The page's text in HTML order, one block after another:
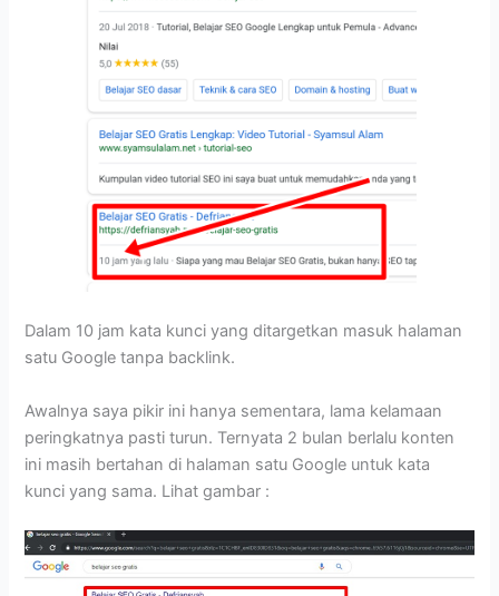
Dalam 10 jam kata kunci yang ditargetkan masuk halaman
satu Google tanpa backlink.
Awalnya saya pikir ini hanya sementara, lama kelamaan
peringkatnya pasti turun. Ternyata 2 bulan berlalu konten
ini masih bertahan di halaman satu Google untuk kata
kunci yang sama. Lihat gambar :